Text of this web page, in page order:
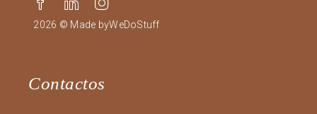
2026 © Made byWeDoStuff
Contactos